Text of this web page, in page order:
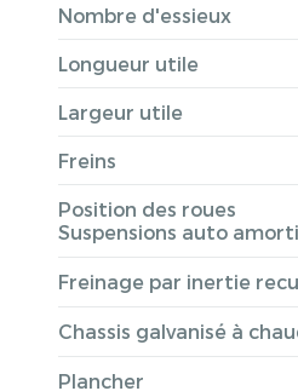
Nombre d'essieux
Longueur utile
Largeur utile
Freins
Position des roues
Suspensions auto
Freinage par inertie
Chassis galvanisé à
Plancher